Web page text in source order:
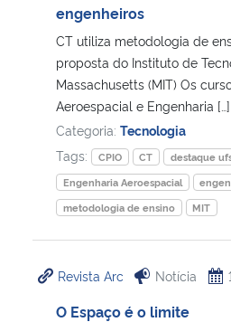
engenheiros
CT utiliza metodologia de
proposta do Instituto de
Massachusetts (MIT) Os
Aeroespacial e Engenharia […]
Categoria: Tecnologia
Tags:
CPIO CT
destaque
Engenharia Aeroespacial
metodologia de ensino
MIT
Revista Arc Notícia
O Espaço é o limite